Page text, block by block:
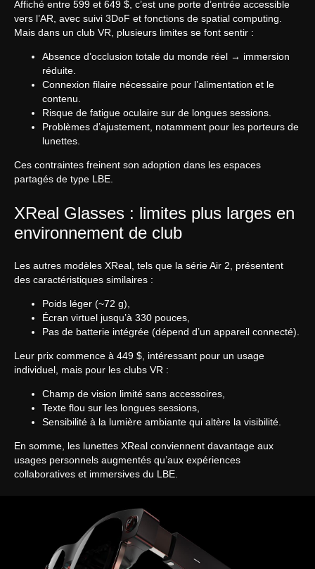
Affiché entre 599 et 649 $, c’est une porte d’entrée accessible
vers l’AR, avec suivi 3DoF et fonctions de spatial computing.
Mais dans un club VR, plusieurs limites se font sentir :
Absence d’occlusion totale du monde réel → immersion
réduite.
Connexion filaire nécessaire pour l’alimentation et le
contenu.
Risque de fatigue oculaire sur de longues sessions.
Problèmes d’ajustement, notamment pour les porteurs de
lunettes.
Ces contraintes freinent son adoption dans les espaces
partagés de type LBE.
XReal Glasses : limites plus larges en
environnement de club
Les autres modèles XReal, tels que la série Air 2, présentent
des caractéristiques similaires :
Poids léger (~72 g),
Écran virtuel jusqu’à 330 pouces,
Pas de batterie intégrée (dépend d’un appareil connecté).
Leur prix commence à 449 $, intéressant pour un usage
individuel, mais pour les clubs VR :
Champ de vision limité sans accessoires,
Texte flou sur les longues sessions,
Sensibilité à la lumière ambiante qui altère la visibilité.
En somme, les lunettes XReal conviennent davantage aux
usages personnels augmentés qu’aux expériences
collaboratives et immersives du LBE.